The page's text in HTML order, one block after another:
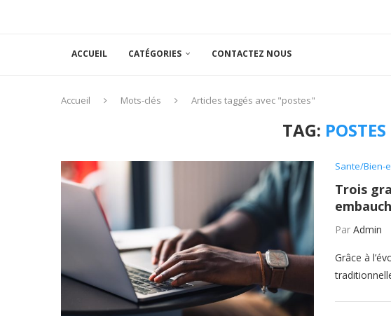
ACCUEIL CATÉGORIES CONTACTEZ NOUS
Accueil Mots-clés Articles taggés avec "postes"
TAG: POSTES
Sante/Bien-
Trois
Par Admin
Grâce à